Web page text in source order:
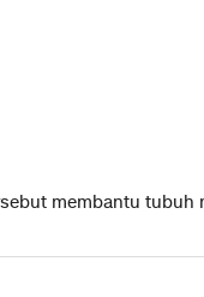
membantu tubuh